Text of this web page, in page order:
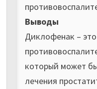
Выводы
Диклофенак –
который может
лечения